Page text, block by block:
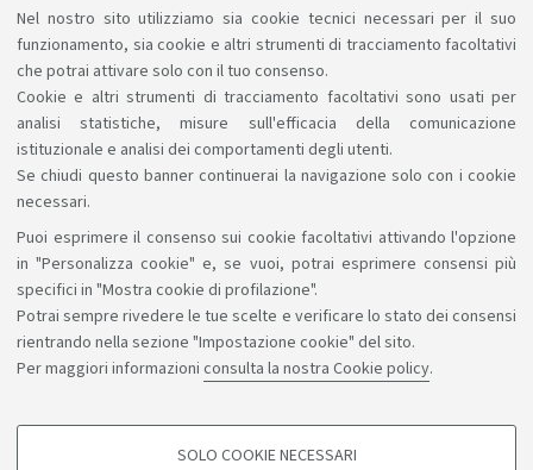
Nel nostro sito utilizziamo sia cookie tecnici necessari per il suo
funzionamento, sia cookie e altri strumenti di tracciamento facoltativi
che potrai attivare solo con il tuo consenso.
Cookie e altri strumenti di tracciamento facoltativi sono usati per
analisi statistiche, misure sull'efficacia della comunicazione
istituzionale e analisi dei comportamenti degli utenti.
Se chiudi questo banner continuerai la navigazione solo con i cookie
necessari.
Puoi esprimere il consenso sui cookie facoltativi attivando l'opzione
in "Personalizza cookie" e, se vuoi, potrai esprimere consensi più
specifici in "Mostra cookie di profilazione".
Potrai sempre rivedere le tue scelte e verificare lo stato dei consensi
rientrando nella sezione "Impostazione cookie" del sito.
Per maggiori informazioni consulta la nostra Cookie policy.
SOLO COOKIE NECESSARI
Tirocini GePt (novembre 2024)
[ .pdf 170Kb ]
Sosteniamo il diritto alla conoscenza
Seguici su: